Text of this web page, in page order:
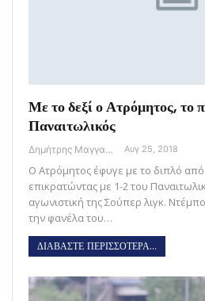
Με το δεξί ο Ατρόμητος, το
Παναιτωλικός
Δημήτρης Μαγγανάρης Αυγ 25, 2018
Ο Ατρόμητος έφυγε με το διπλό από
επικρατώντας με 1-2 του
αγωνιστική της Σούπερ λιγκ.
την φανέλα του…
ΔΙΑΒΑΣΤΕ ΠΕΡΙΣΣΟΤΕΡΑ...